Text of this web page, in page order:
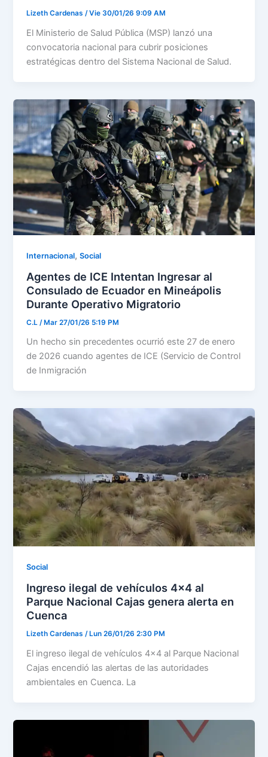
Lizeth Cardenas/Vie 30/01/26 9:09 AM
El Ministerio de Salud Pública (MSP) lanzó una
convocatoria nacional para cubrir posiciones
estratégicas dentro del Sistema Nacional de Salud.
Internacional,Social
Agentes de ICE Intentan Ingresar al
Consulado de Ecuador en Mineápolis
Durante Operativo Migratorio
C.L /Mar 27/01/26 5:19 PM
Un hecho sin precedentes ocurrió este 27 de enero
de 2026 cuando agentes de ICE (Servicio de Control
de Inmigración
Social
Ingreso ilegal de vehículos 4×4 al
Parque Nacional Cajas genera alerta en
Cuenca
Lizeth Cardenas/Lun 26/01/26 2:30 PM
El ingreso ilegal de vehículos 4×4 al Parque Nacional
Cajas encendió las alertas de las autoridades
ambientales en Cuenca. La